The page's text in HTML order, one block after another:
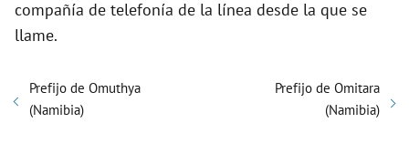
compañía de telefonía de la línea desde la que se
llame.
Prefijo de Omuthya
(Namibia)
Prefijo de Omitara
(Namibia)